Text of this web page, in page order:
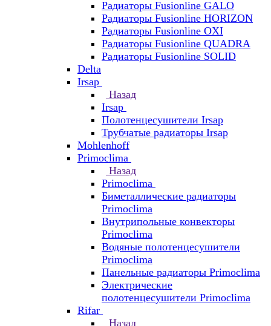
Радиаторы Fusionline GALO
Радиаторы Fusionline HORIZON
Радиаторы Fusionline OXI
Радиаторы Fusionline QUADRA
Радиаторы Fusionline SOLID
Delta
Irsap
Назад
Irsap
Полотенцесушители Irsap
Трубчатые радиаторы Irsap
Mohlenhoff
Primoclima
Назад
Primoclima
Биметаллические радиаторы
Primoclima
Внутрипольные конвекторы
Primoclima
Водяные полотенцесушители
Primoclima
Панельные радиаторы Primoclima
Электрические
полотенцесушители Primoclima
Rifar
Назад